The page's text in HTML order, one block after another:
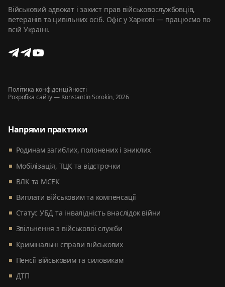
Військовий адвокат і захист прав військовослужбовців,
ветеранів та цивільних осіб. Офіс у Харкові — працюємо по
всій Україні.
Політика конфіденційності
Розробка сайту— Konstantin Sorokin, 2026
Напрями практики
Родинам загиблих, полонених і зниклих
Мобілізація, ТЦК та відстрочки
ВЛК та МСЕК
Виплати військовим та компенсації
Статус УБД та інвалідність внаслідок війни
Звільнення з військової служби
Кримінальні справи військових
Пенсії військовим та силовикам
ДТП